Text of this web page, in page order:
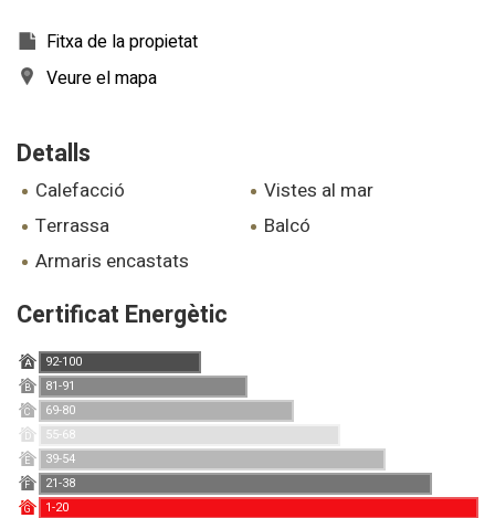
Fitxa de la propietat
Veure el mapa
Detalls
calefacció
vistes al mar
terrassa
balcó
armaris encastats
Certificat Energètic
A 92-100
B 81-91
C 69-80
D 55-68
E 39-54
F 21-38
G 1-20
Marketing i publicitat
de l'usuari a través de l'observació continuada dels seus
hàbits de navegació. Gràcies a elles, podem conèixer els
hàbits de navegació al lloc web i mostrar publicitat
relacionada amb el perfil de navegació de l'usuari.